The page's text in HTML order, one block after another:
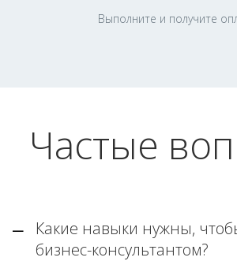
Выполните и получите
Частые
Какие навыки нужны,
бизнес-консультантом?